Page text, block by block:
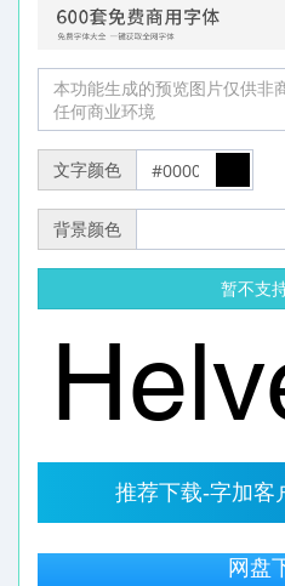
文字颜色
背景颜色
暂不支
推荐下载-字加客
网盘